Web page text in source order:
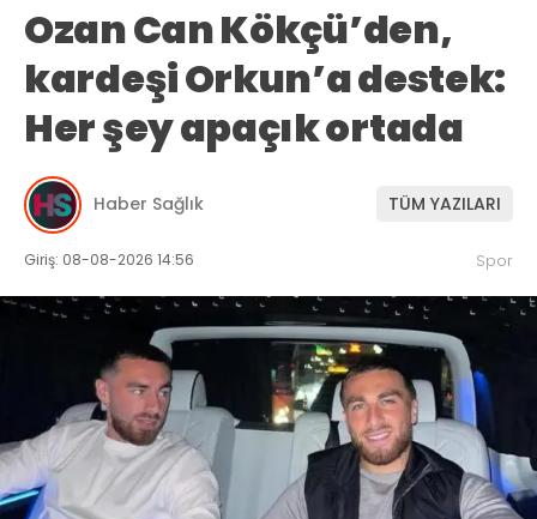
Ozan Can Kökçü’den,
kardeşi Orkun’a destek:
Her şey apaçık ortada
Haber Sağlık TÜM YAZILARI
Giriş: 08-08-2026 14:56 Spor